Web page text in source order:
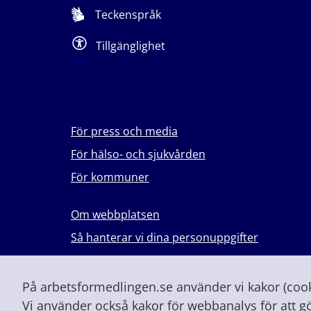
På arbetsformedlingen.se använder vi kakor
Vi använder också kakor för webbanalys för att
Teckenspråk
Tillgänglighet
För press och media
För hälso- och sjukvården
För kommuner
Om webbplatsen
Så hanterar vi dina personuppgifter
Lever du med våld i en nära relation?
Vid höjd beredskap och krig